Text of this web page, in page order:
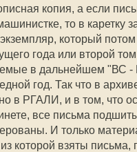
копия, а если
то в каретку
который
года или второй
в дальнейшем "ВС -
год. Так что в
в РГАЛИ, и в том, что
все письма
И только
которой взяты